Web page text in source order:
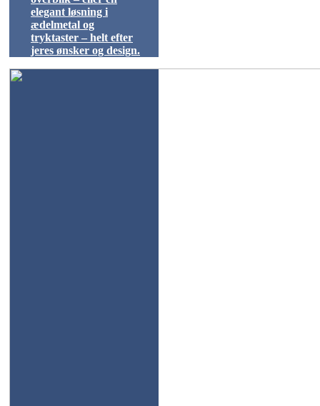
elegant løsning i
ædelmetal og
tryktaster – helt efter
jeres ønsker og design.